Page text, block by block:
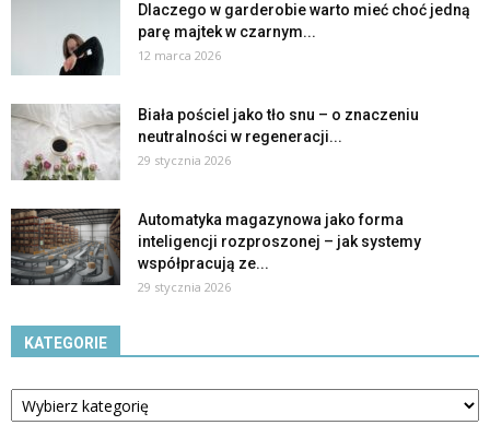
Dlaczego w garderobie warto mieć choć jedną
parę majtek w czarnym...
12 marca 2026
Biała pościel jako tło snu – o znaczeniu
neutralności w regeneracji...
29 stycznia 2026
Automatyka magazynowa jako forma
inteligencji rozproszonej – jak systemy
współpracują ze...
29 stycznia 2026
KATEGORIE
Kategorie